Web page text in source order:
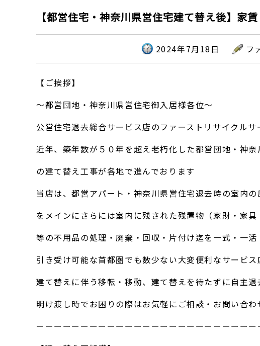
【都営住宅・神奈川県営住宅建て替え後】家
2024年7月18日 フ
【ご挨拶】
～都営団地・神奈川県営住宅御入居様各位～
公営住宅退去総合サービス店のファーストリサイクルサ
近年、築年数が５０年を超え老朽化した都営団地・神奈
の建て替え工事が各地で進んでおります
当店は、都営アパート・神奈川県営住宅退去時の室内
をメインにさらには室内に残された残置物（家財・家具
等の不用品の処理・廃棄・回収・片付け迄を一式・一
引き受け可能な首都圏でも数少ない大変便利なサービス
建て替えに伴う移転・移動、建て替えを待たずに自主退
明け渡し時でお困りの際はお気軽にご相談・お問い合わ
ーーーーーーーーーーーーーーーーーーーーーーーーー